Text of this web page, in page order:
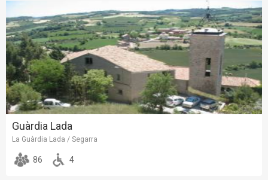
Guàrdia Lada
La Guàrdia Lada / Segarra
86 4